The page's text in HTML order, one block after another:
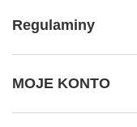
Regulaminy
MOJE KONTO